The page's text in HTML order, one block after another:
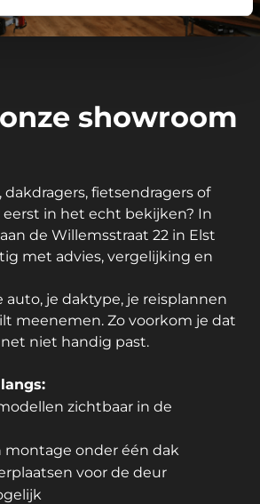
showroom
dakdragers, fietsendragers of
in het echt bekijken? In
de Willemsstraat 22 in Elst
met advies, vergelijking en
auto, je daktype, je reisplannen
meenemen. Zo voorkom je dat
niet handig past.
zichtbaar in de
montage onder één dak
voor de deur